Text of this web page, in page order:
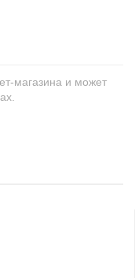
магазина и может